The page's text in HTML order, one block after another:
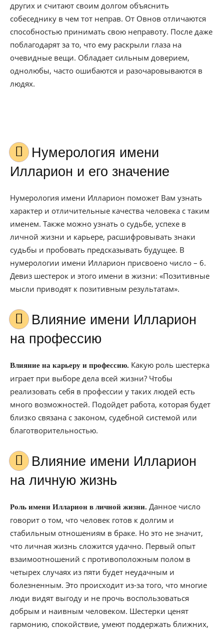
других и считают своим долгом объяснить
собеседнику в чем тот неправ. От Овнов отличаются
способностью принимать свою неправоту. После даже
поблагодарят за то, что ему раскрыли глаза на
очевидные вещи. Обладает сильным доверием,
однолюбы, часто ошибаются и разочаровываются в
людях.
Нумерология имени
Илларион и его значение
Нумерология имени Илларион поможет Вам узнать
характер и отличительные качества человека с таким
именем. Также можно узнать о судьбе, успехе в
личной жизни и карьере, расшифровывать знаки
судьбы и пробовать предсказывать будущее. В
нумерологии имени Илларион присвоено число – 6.
Девиз шестерок и этого имени в жизни: «Позитивные
мысли приводят к позитивным результатам».
Влияние имени Илларион
на профессию
Влияние на карьеру и профессию. Какую роль шестерка
играет при выборе дела всей жизни? Чтобы
реализовать себя в профессии у таких людей есть
много возможностей. Подойдет работа, которая будет
близко связана с законом, судебной системой или
благотворительностью.
Влияние имени Илларион
на личную жизнь
Роль имени Илларион в личной жизни. Данное число
говорит о том, что человек готов к долгим и
стабильным отношениям в браке. Но это не значит,
что личная жизнь сложится удачно. Первый опыт
взаимоотношений с противоположным полом в
четырех случаях из пяти будет неудачным и
болезненным. Это происходит из-за того, что многие
люди видят выгоду и не прочь воспользоваться
добрым и наивным человеком. Шестерки ценят
гармонию, спокойствие, умеют поддержать ближних,